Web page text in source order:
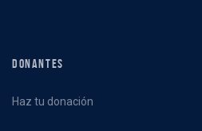
DONANTES
Haz tu donación